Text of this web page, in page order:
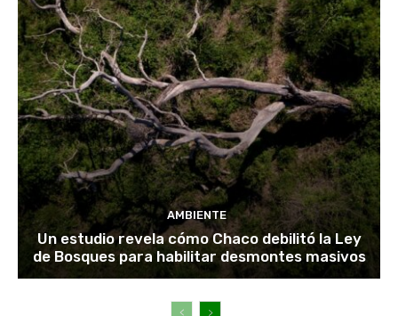
AMBIENTE
Un estudio revela cómo Chaco debilitó la Ley
de Bosques para habilitar desmontes masivos